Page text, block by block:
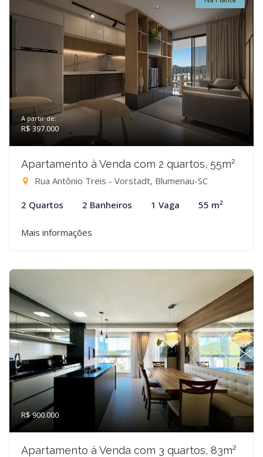
A partir de:
R$ 397.000
Apartamento à Venda com 2 quartos, 55m²
Rua Antônio Treis - Vorstadt, Blumenau-SC
2 Quartos 2 Banheiros 1 Vaga 55 m²
Mais informações
R$ 900.000
Apartamento à Venda com 3 quartos, 83m²